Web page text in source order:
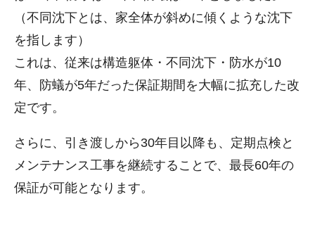
（不同沈下とは、家全体が斜めに傾くような沈下
を指します）
これは、従来は構造躯体・不同沈下・防水が10
年、防蟻が5年だった保証期間を大幅に拡充した改
定です。
さらに、引き渡しから30年目以降も、定期点検と
メンテナンス工事を継続することで、最長60年の
保証が可能となります。